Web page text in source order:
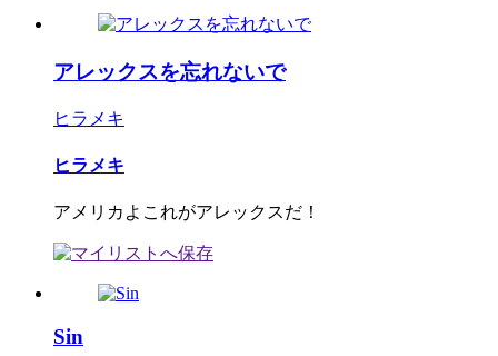
アレックスを忘れないで
ヒラメキ
ヒラメキ
アメリカよこれがアレックスだ！
Sin